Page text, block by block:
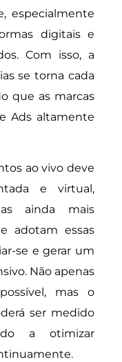
especialmente
digitais e
Com isso, a
se torna cada
que as marcas
Ads altamente
ao vivo deve
e virtual,
ainda mais
adotam essas
se e gerar um
Não apenas
mas o
ser medido
a otimizar